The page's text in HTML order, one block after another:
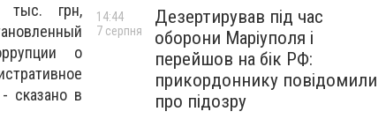
тыс. грн,
о
сказано в
Дезертирував під час
оборони Маріуполя і
перейшов на бік РФ:
прикордоннику повідомили
про підозру
14:44
7 серпня